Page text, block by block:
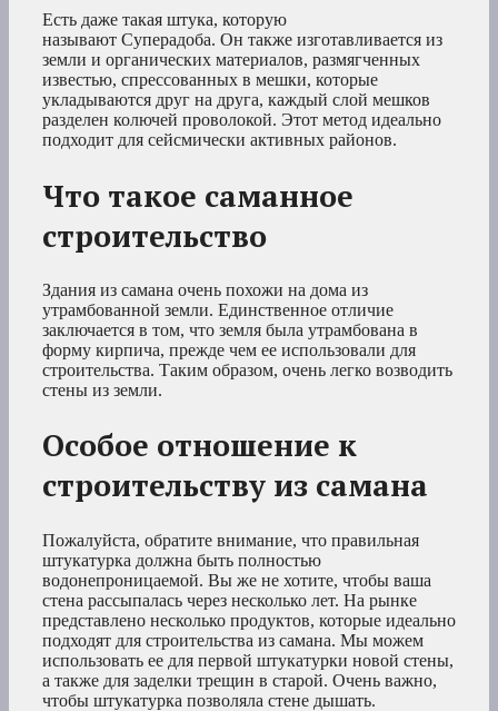
Есть даже такая штука, которую
называют Суперадоба. Он также изготавливается из
земли и органических материалов, размягченных
известью, спрессованных в мешки, которые
укладываются друг на друга, каждый слой мешков
разделен колючей проволокой. Этот метод идеально
подходит для сейсмически активных районов.
Что такое саманное
строительство
Здания из самана очень похожи на дома из
утрамбованной земли. Единственное отличие
заключается в том, что земля была утрамбована в
форму кирпича, прежде чем ее использовали для
строительства. Таким образом, очень легко возводить
стены из земли.
Особое отношение к
строительству из самана
Пожалуйста, обратите внимание, что правильная
штукатурка должна быть полностью
водонепроницаемой. Вы же не хотите, чтобы ваша
стена рассыпалась через несколько лет. На рынке
представлено несколько продуктов, которые идеально
подходят для строительства из самана. Мы можем
использовать ее для первой штукатурки новой стены,
а также для заделки трещин в старой. Очень важно,
чтобы штукатурка позволяла стене дышать.